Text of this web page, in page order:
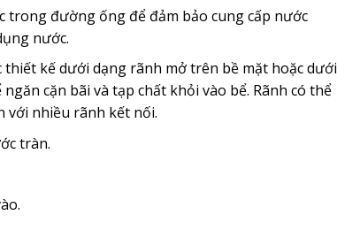
trong đường ống để đảm bảo cung cấp nước
nước.
kế dưới dạng rãnh mở trên bề mặt hoặc dưới
cặn bãi và tạp chất khỏi vào bể. Rãnh có thể
với nhiều rãnh kết nối.
tràn.